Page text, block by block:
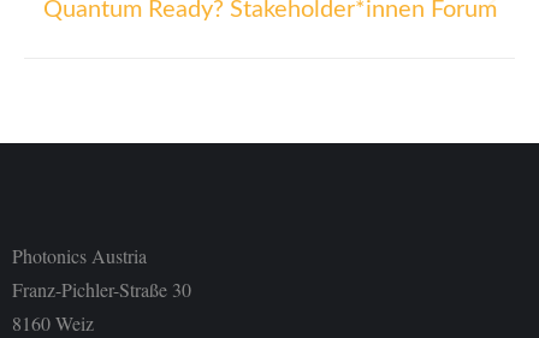
Quantum Ready? Stakeholder*innen Forum
Photonics Austria
Franz-Pichler-Straße 30
8160 Weiz